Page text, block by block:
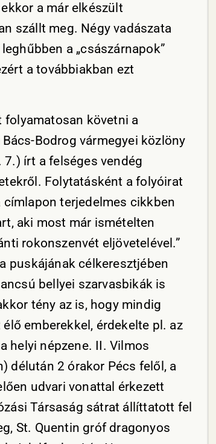
a már elkészült
szállt meg. Négy vadászata
a „császárnapok”
a továbbiakban ezt
folyamatosan követni a
Bodrog vármegyei közlöny
írt a felséges vendég
Folytatásként a folyóirat
terjedelmes cikkben
aki most már ismételten
rokonszenvét eljövetelével.”
puskájának célkeresztjében
bellyei szarvasbikák is
tény az is, hogy mindig
emberekkel, érdekelte pl. az
helyi népzene. II. Vilmos
délután 2 órakor Pécs felől, a
udvari vonattal érkezett
Társaság sátrat állíttatott fel
St. Quentin gróf dragonyos